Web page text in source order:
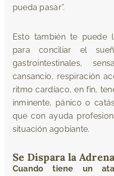
pueda pasar”.
Esto también te puede
para conciliar el
gastrointestinales,
cansancio, respiración
ritmo cardíaco, en fin,
inminente, pánico o
que con ayuda
situación agobiante.
Se Dispara la
Cuando tiene un